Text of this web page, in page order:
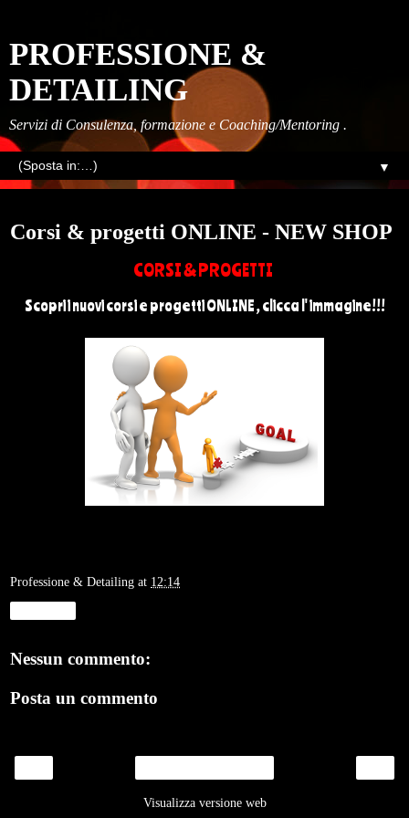
PROFESSIONE &
DETAILING
Servizi di Consulenza, formazione e Coaching/Mentoring .
▼
Corsi & progetti ONLINE - NEW SHOP
CORSI & PROGETTI
Scopri i nuovi corsi e progetti ONLINE , clicca l' immagine!!!
Professione & Detailing at 12:14
Nessun commento:
Posta un commento
Visualizza versione web